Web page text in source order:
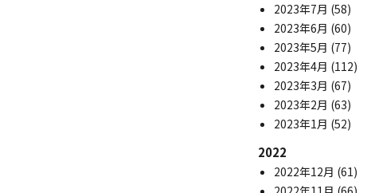
2023年7月 (58)
2023年6月 (60)
2023年5月 (77)
2023年4月 (112)
2023年3月 (67)
2023年2月 (63)
2023年1月 (52)
2022
2022年12月 (61)